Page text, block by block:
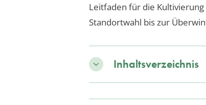
Leitfaden für die
Standortwahl bis zur
Inhaltsverzeichnis